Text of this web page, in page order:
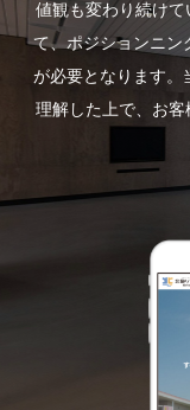
値観も変わり続けて
て、ポジションニン
が必要となります。
理解した上で、お客